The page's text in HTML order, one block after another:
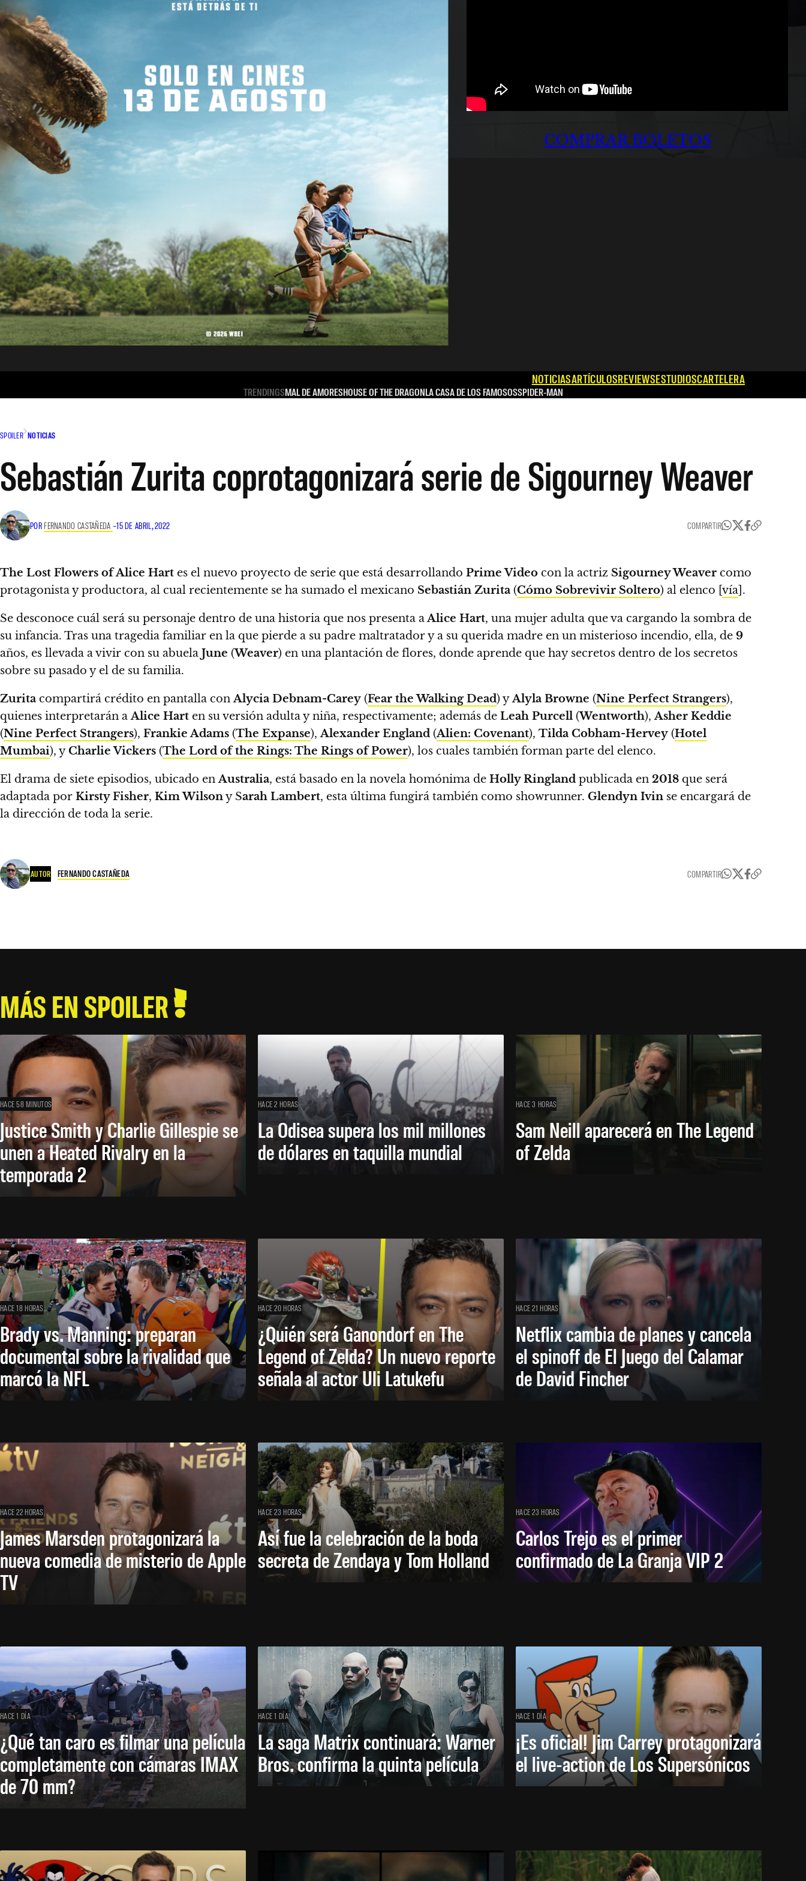
COMPRAR BOLETOS
NOTICIASARTÍCULOSREVIEWSESTUDIOSCARTELERA
TRENDINGSMAL DE AMORESHOUSE OF THE DRAGONLA CASA DE LOS FAMOSOSSPIDER-MAN
SPOILER NOTICIAS
Sebastián Zurita coprotagonizará serie de Sigourney Weaver
POR FERNANDO CASTAÑEDA –15 DE ABRIL, 2022 COMPARTIR
The Lost Flowers of Alice Hart es el nuevo proyecto de serie que está desarrollando Prime Video con la actriz Sigourney Weaver como
protagonista y productora, al cual recientemente se ha sumado el mexicano Sebastián Zurita (Cómo Sobrevivir Soltero) al elenco [ vía ].
Se desconoce cuál será su personaje dentro de una historia que nos presenta aAlice Hart, una mujer adulta que va cargando la sombra de
su infancia. Tras una tragedia familiar en la que pierde a su padre maltratador y a su querida madre en un misterioso incendio, ella, de 9
años, es llevada a vivir con su abuela June (Weaver) en una plantación de flores, donde aprende que hay secretos dentro de los secretos
sobre su pasado y el de su familia.
Zurita compartirá crédito en pantalla conAlycia Debnam-Carey (Fear the Walking Dead) yAlyla Browne (Nine Perfect Strangers),
quienes interpretarán aAlice Hart en su versión adulta y niña, respectivamente; además de Leah Purcell (Wentworth),Asher Keddie
(Nine Perfect Strangers), Frankie Adams (The Expanse),Alexander England (Alien: Covenant), Tilda Cobham-Hervey (Hotel
Mumbai), yCharlie Vickers (The Lord of the Rings: The Rings of Power), los cuales también forman parte del elenco.
El drama de siete episodios, ubicado enAustralia, está basado en la novela homónima de Holly Ringland publicada en 2018 que será
adaptada por Kirsty Fisher, Kim Wilsony Sarah Lambert, esta última fungirá también como showrunner. Glendyn Ivin se encargará de
la dirección de toda la serie.
AUTOR FERNANDO CASTAÑEDA COMPARTIR
MÁS EN SPOILER
HACE 58 MINUTOS
Justice Smith y Charlie Gillespie se
unen a Heated Rivalry en la
temporada 2
HACE 2 HORAS
La Odisea supera los mil millones
de dólares en taquilla mundial
HACE 3 HORAS
Sam Neill aparecerá en The Legend
of Zelda
HACE 18 HORAS
Brady vs. Manning: preparan
documental sobre la rivalidad que
marcó la NFL
HACE 20 HORAS
¿Quién será Ganondorf en The
Legend of Zelda? Un nuevo reporte
señala al actor Uli Latukefu
HACE 21 HORAS
Netflix cambia de planes y cancela
el spinoff de El Juego del Calamar
de David Fincher
HACE 22 HORAS
James Marsden protagonizará la
nueva comedia de misterio de Apple
TV
HACE 23 HORAS
Así fue la celebración de la boda
secreta de Zendaya y Tom Holland
HACE 23 HORAS
Carlos Trejo es el primer
confirmado de La Granja VIP 2
HACE 1 DÍA
¿Qué tan caro es filmar una película
completamente con cámaras IMAX
de 70 mm?
HACE 1 DÍA
La saga Matrix continuará: Warner
Bros. confirma la quinta película
HACE 1 DÍA
¡Es oficial! Jim Carrey protagonizará
el live-action de Los Supersónicos